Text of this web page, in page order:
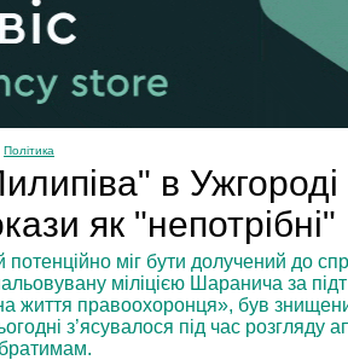
Політика
в Ужгороді
як "непотрібні"
потенційно міг бути долучений до
міліцією Шаранича за
життя правоохоронця», був
з’ясувалося під час розгляду